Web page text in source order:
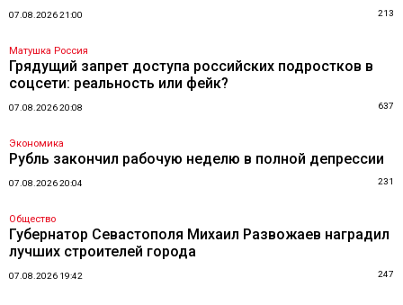
07.08.2026 21:00 213
Матушка Россия
Грядущий запрет доступа российских подростков в
соцсети: реальность или фейк?
07.08.2026 20:08 637
Экономика
Рубль закончил рабочую неделю в полной депрессии
07.08.2026 20:04 231
Общество
Губернатор Севастополя Михаил Развожаев наградил
лучших строителей города
07.08.2026 19:42 247